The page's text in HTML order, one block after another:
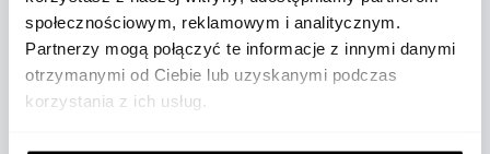
społecznościowym, reklamowym i analitycznym.
Partnerzy mogą połączyć te informacje z innymi danymi
otrzymanymi od Ciebie lub uzyskanymi podczas
korzystania z ich usług.